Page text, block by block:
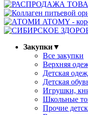
Закупки▼
Все закупки
Верхняя
Детская
Детская
Игрушки,
Школьные
Прочие